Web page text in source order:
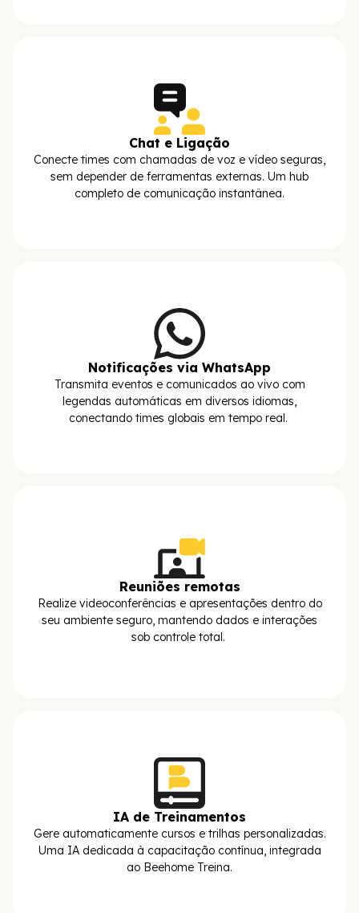
Chat e Ligação
Conecte times com chamadas de voz e vídeo seguras,
sem depender de ferramentas externas. Um hub
completo de comunicação instantânea.
Notificações via WhatsApp
Transmita eventos e comunicados ao vivo com
legendas automáticas em diversos idiomas,
conectando times globais em tempo real.
Reuniões remotas
Realize videoconferências e apresentações dentro do
seu ambiente seguro, mantendo dados e interações
sob controle total.
IA de Treinamentos
Gere automaticamente cursos e trilhas personalizadas.
Uma IA dedicada à capacitação contínua, integrada
ao Beehome Treina.